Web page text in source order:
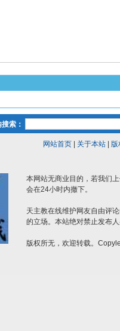
索：
网站首页| 关于本站| 版
本网站无商业目的，若我们
会在24小时内撤下。
天主教在线维护网友自由评
的立场。本站绝对禁止发布
版权所无，欢迎转载。